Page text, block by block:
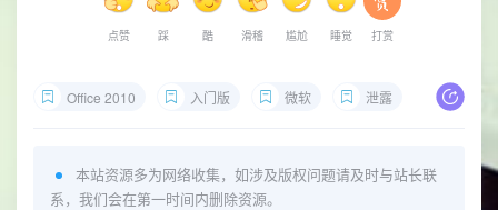
点赞 踩 酷 滑稽 尴尬 睡觉 打赏
Office 2010 入门版 微软 泄露
本站资源多为网络收集，如涉及版权问题请及时与站长联
系，我们会在第一时间内删除资源。